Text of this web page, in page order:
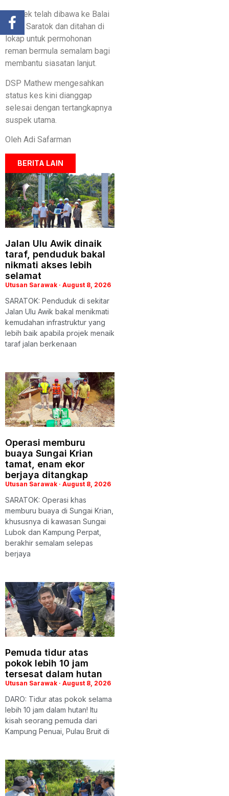
​Suspek telah dibawa ke Balai
Polis Saratok dan ditahan di
lokap untuk permohonan
reman bermula semalam bagi
membantu siasatan lanjut.
DSP Mathew mengesahkan
status kes kini dianggap
selesai dengan tertangkapnya
suspek utama.
Oleh Adi Safarman
BERITA LAIN
Jalan Ulu Awik dinaik
taraf, penduduk bakal
nikmati akses lebih
selamat
Utusan Sarawak August 8, 2026
SARATOK: Penduduk di sekitar
Jalan Ulu Awik bakal menikmati
kemudahan infrastruktur yang
lebih baik apabila projek menaik
taraf jalan berkenaan
Operasi memburu
buaya Sungai Krian
tamat, enam ekor
berjaya ditangkap
Utusan Sarawak August 8, 2026
SARATOK: Operasi khas
memburu buaya di Sungai Krian,
khususnya di kawasan Sungai
Lubok dan Kampung Perpat,
berakhir semalam selepas
berjaya
Pemuda tidur atas
pokok lebih 10 jam
tersesat dalam hutan
Utusan Sarawak August 8, 2026
DARO: Tidur atas pokok selama
lebih 10 jam dalam hutan! Itu
kisah seorang pemuda dari
Kampung Penuai, Pulau Bruit di